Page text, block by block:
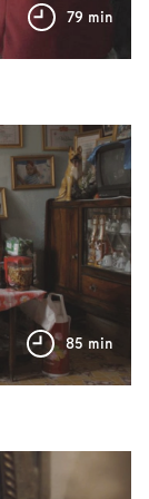
79 min
85 min